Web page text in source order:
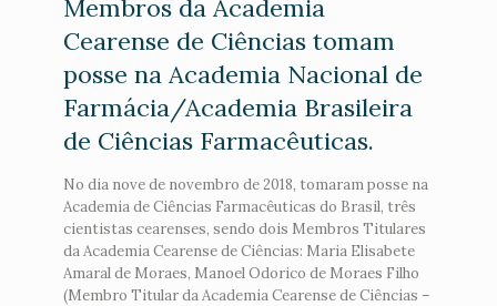
Membros da Academia
Cearense de Ciências tomam
posse na Academia Nacional de
Farmácia/Academia Brasileira
de Ciências Farmacêuticas.
No dia nove de novembro de 2018, tomaram posse na
Academia de Ciências Farmacêuticas do Brasil, três
cientistas cearenses, sendo dois Membros Titulares
da Academia Cearense de Ciências: Maria Elisabete
Amaral de Moraes, Manoel Odorico de Moraes Filho
(Membro Titular da Academia Cearense de Ciências –